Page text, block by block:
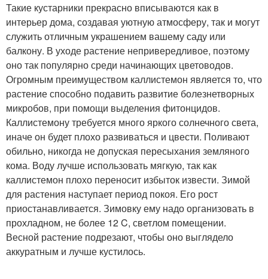
Такие кустарники прекрасно вписываются как в
интерьер дома, создавая уютную атмосферу, так и могут
служить отличным украшением вашему саду или
балкону. В уходе растение непривередливое, поэтому
оно так популярно среди начинающих цветоводов.
Огромным преимуществом каллистемон является то, что
растение способно подавить развитие болезнетворных
микробов, при помощи выделения фитонцидов.
Каллистемону требуется много яркого солнечного света,
иначе он будет плохо развиваться и цвести. Поливают
обильно, никогда не допуская пересыхания земляного
кома. Воду лучше использовать мягкую, так как
каллистемон плохо переносит избыток извести. Зимой
для растения наступает период покоя. Его рост
приостанавливается. Зимовку ему надо организовать в
прохладном, не более 12 C, светлом помещении.
Весной растение подрезают, чтобы оно выглядело
аккуратным и лучше кустилось.